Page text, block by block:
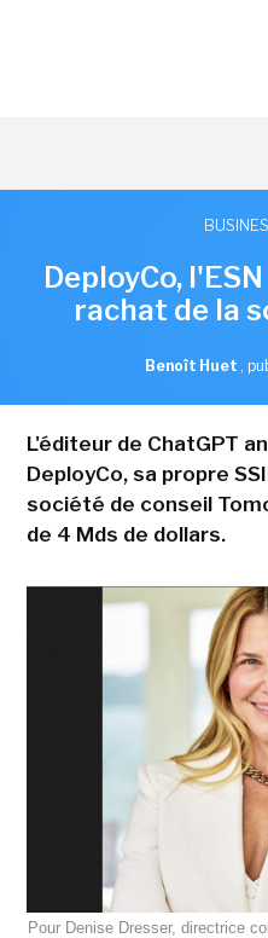
DeployCo,
rachat de la
Benoît Huet ,
L'éditeur de ChatGPT
DeployCo, sa propre
société de conseil
de 4 Mds de dollars.
Pour Denise Dresser, directrice